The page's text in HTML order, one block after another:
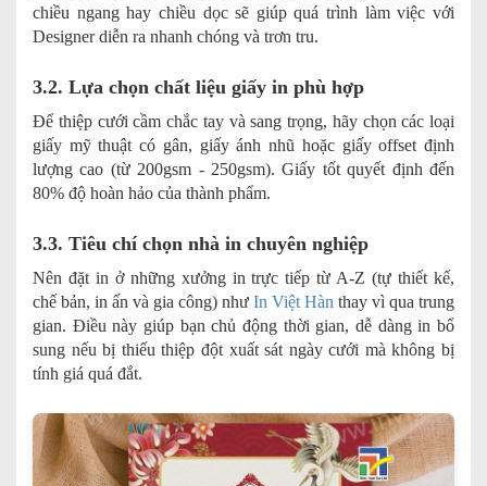
chiều ngang hay chiều dọc sẽ giúp quá trình làm việc với
Designer diễn ra nhanh chóng và trơn tru.
3.2. Lựa chọn chất liệu giấy in phù hợp
Để thiệp cưới cầm chắc tay và sang trọng, hãy chọn các loại
giấy mỹ thuật có gân, giấy ánh nhũ hoặc giấy offset định
lượng cao (từ 200gsm - 250gsm). Giấy tốt quyết định đến
80% độ hoàn hảo của thành phẩm.
3.3. Tiêu chí chọn nhà in chuyên nghiệp
Nên đặt in ở những xưởng in trực tiếp từ A-Z (tự thiết kế,
chế bản, in ấn và gia công) như In Việt Hàn thay vì qua trung
gian. Điều này giúp bạn chủ động thời gian, dễ dàng in bổ
sung nếu bị thiếu thiệp đột xuất sát ngày cưới mà không bị
tính giá quá đắt.